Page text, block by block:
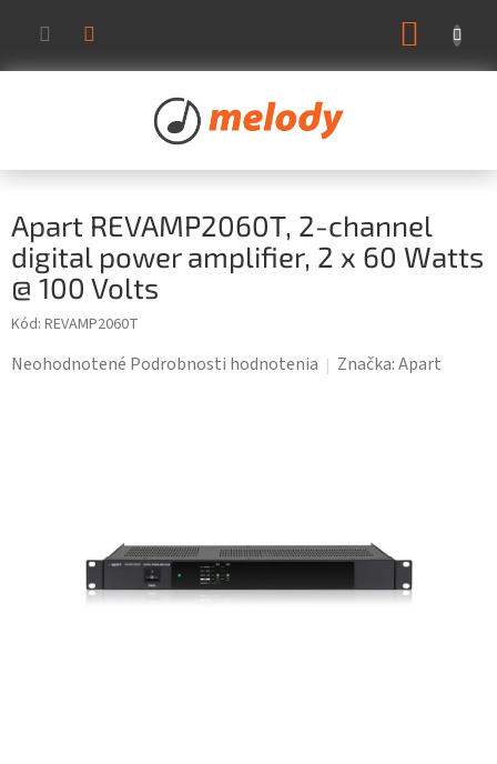
obsah
Apart REVAMP2060T, 2-channel
digital power amplifier, 2 x 60 Watts
@ 100 Volts
Kód: REVAMP2060T
Priemerné
Neohodnotené Podrobnosti hodnotenia Značka:Apart